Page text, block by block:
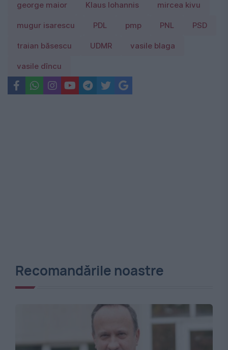
george maior Klaus Iohannis mircea kivu
mugur isarescu PDL pmp PNL PSD
traian băsescu UDMR vasile blaga
vasile dîncu
Recomandările noastre